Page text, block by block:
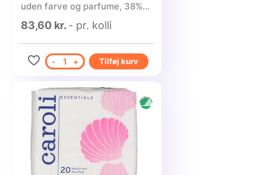
uden farve og parfume, 38%
fedt, 100 g - 1 stk.
83,60 kr. - pr. kolli
- 1 + Tilføj kurv